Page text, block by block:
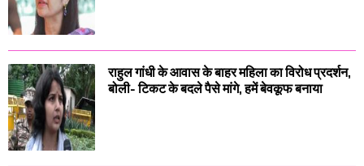
राहुल गांधी के आवास के बाहर महिला का विरोध प्रदर्शन,
बोली- टिकट के बदले पैसे मांगे, हमें बेवकूफ बनाया